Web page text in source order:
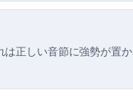
は正しい音節に強勢が置